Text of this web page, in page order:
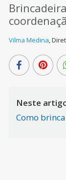
Vilma Medina,
Neste
Como